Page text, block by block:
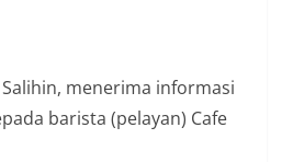
menerima informasi
barista (pelayan) Cafe